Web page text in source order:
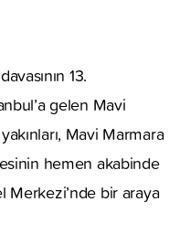
13.
gelen Mavi
Mavi Marmara
hemen akabinde
Merkezi’nde bir araya